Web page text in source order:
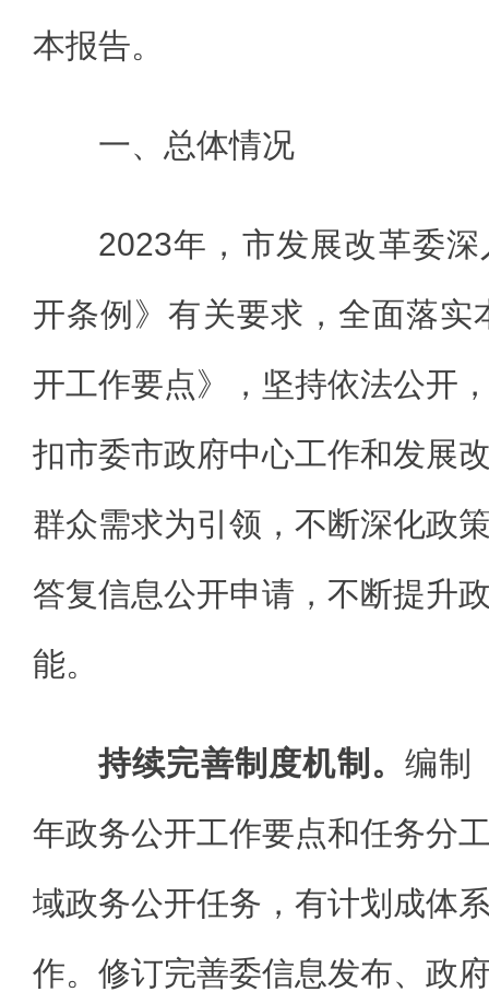
本报告。
一、总体情况
2023年，市发展改革委
开条例》有关要求，全面落实
开工作要点》，坚持依法公开
扣市委市政府中心工作和发展
群众需求为引领，不断深化政
答复信息公开申请，不断提升
能。
持续完善制度机制。 编制
年政务公开工作要点和任务分
域政务公开任务，有计划成体
作。修订完善委信息发布、政